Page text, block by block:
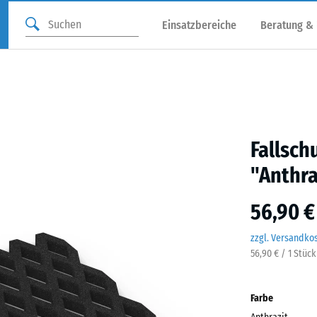
Einsatzbereiche Beratung &
56,90
zzgl.
56,90 € / 1
Farbe